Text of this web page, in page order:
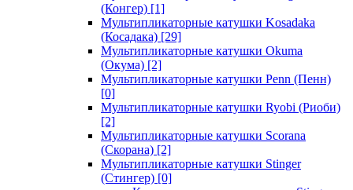
(Конгер) [1]
Мультипликаторные катушки Kosadaka
(Косадака) [29]
Мультипликаторные катушки Okuma
(Окума) [2]
Мультипликаторные катушки Penn (Пенн)
[0]
Мультипликаторные катушки Ryobi (Риоби)
[2]
Мультипликаторные катушки Scorana
(Скорана) [2]
Мультипликаторные катушки Stinger
(Стингер) [0]